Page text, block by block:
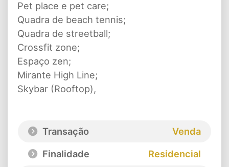
Pet place e pet care;
Quadra de beach tennis;
Quadra de streetball;
Crossfit zone;
Espaço zen;
Mirante High Line;
Skybar (Rooftop),
Transação
Venda
Finalidade
Residencial